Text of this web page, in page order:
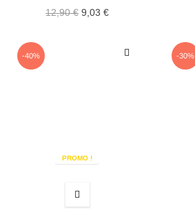
12,90 € 9,03 €
PROMO !
-40% -30%